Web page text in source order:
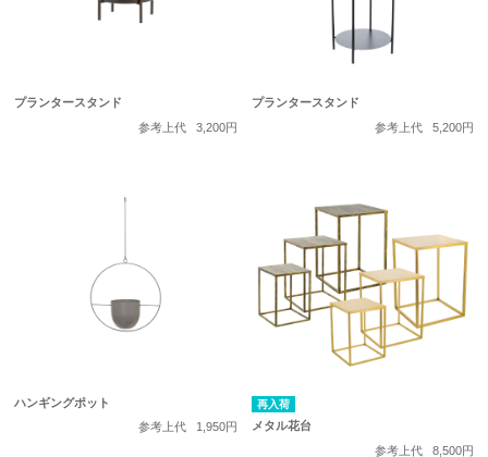
プランタースタンド
参考上代
3,200円
プランタースタンド
参考上代
5,200円
ハンギングポット
参考上代
1,950円
再入荷
メタル花台
参考上代
8,500円